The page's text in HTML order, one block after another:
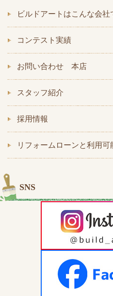
ビルドアートはこんな会社
コンテスト実績
お問い合わせ 本店
スタッフ紹介
採用情報
リフォームローンと利用
SNS